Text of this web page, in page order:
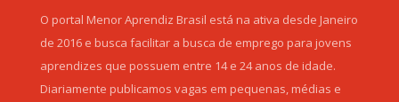
O portal Menor Aprendiz Brasil está na ativa desde Janeiro
de 2016 e busca facilitar a busca de emprego para jovens
aprendizes que possuem entre 14 e 24 anos de idade.
Diariamente publicamos vagas em pequenas, médias e